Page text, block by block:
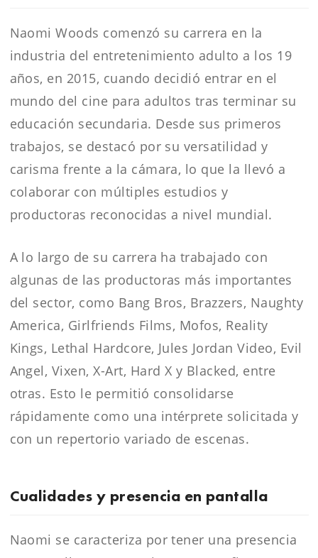
Naomi Woods comenzó su carrera en la
industria del entretenimiento adulto a los 19
años, en 2015, cuando decidió entrar en el
mundo del cine para adultos tras terminar su
educación secundaria. Desde sus primeros
trabajos, se destacó por su versatilidad y
carisma frente a la cámara, lo que la llevó a
colaborar con múltiples estudios y
productoras reconocidas a nivel mundial.
A lo largo de su carrera ha trabajado con
algunas de las productoras más importantes
del sector, como Bang Bros, Brazzers, Naughty
America, Girlfriends Films, Mofos, Reality
Kings, Lethal Hardcore, Jules Jordan Video, Evil
Angel, Vixen, X-Art, Hard X y Blacked, entre
otras. Esto le permitió consolidarse
rápidamente como una intérprete solicitada y
con un repertorio variado de escenas.
Cualidades y presencia en pantalla
Naomi se caracteriza por tener una presencia